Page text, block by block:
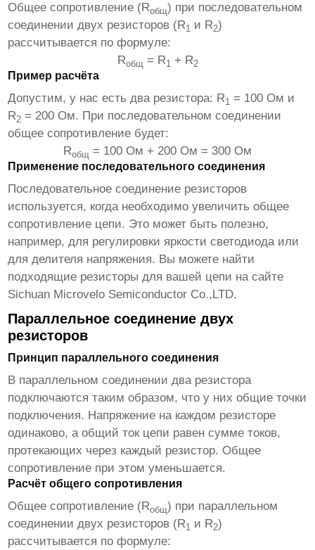
Общее сопротивление (Rобщ) при последовательном
соединении двух резисторов (R1 и R2)
рассчитывается по формуле:
Rобщ = R1 + R2
Пример расчёта
Допустим, у нас естьдва резистора: R1 = 100 Ом и
R2 = 200 Ом. При последовательном соединении
общее сопротивление будет:
Rобщ = 100 Ом + 200 Ом = 300 Ом
Применение последовательного соединения
Последовательное соединение резисторов
используется, когда необходимо увеличить общее
сопротивление цепи. Это может быть полезно,
например, для регулировки яркости светодиода или
для делителя напряжения. Вы можете найти
подходящие резисторы для вашей цепи на сайте
Sichuan Microvelo Semiconductor Co.,LTD.
Параллельное соединение двух
резисторов
Принцип параллельного соединения
В параллельном соединениидва резистора
подключаются таким образом, что у них общие точки
подключения. Напряжение на каждом резисторе
одинаково, а общий ток цепи равен сумме токов,
протекающих через каждый резистор. Общее
сопротивление при этом уменьшается.
Расчёт общего сопротивления
Общее сопротивление (Rобщ) при параллельном
соединении двух резисторов (R1 и R2)
рассчитывается по формуле: